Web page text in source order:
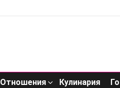
Отношения Кулинария